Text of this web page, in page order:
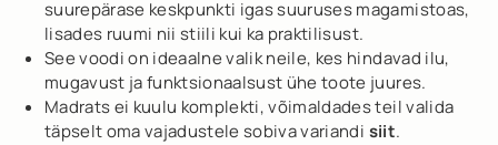
suurepärase keskpunkti igas suuruses magamistoas,
lisades ruumi nii stiili kui ka praktilisust.
See voodi on ideaalne valik neile, kes hindavad ilu,
mugavust ja funktsionaalsust ühe toote juures.
Madrats ei kuulu komplekti, võimaldades teil valida
täpselt oma vajadustele sobiva variandi siit.